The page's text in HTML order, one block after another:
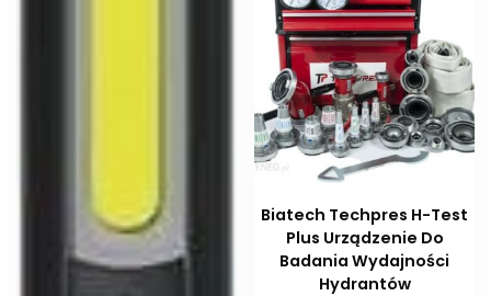
Biatech Techpres H-Test
Plus Urządzenie Do
Badania Wydajności
Hydrantów